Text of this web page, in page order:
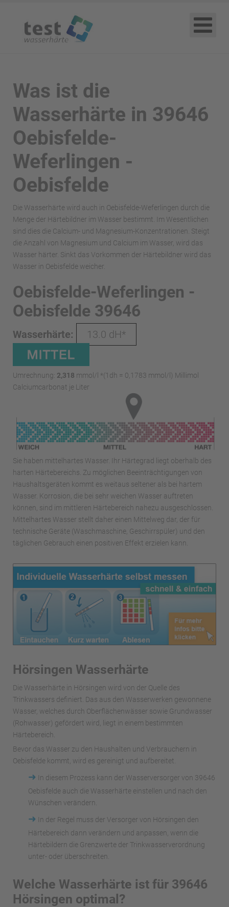
Was ist die
Wasserhärte in 39646
Oebisfelde-
Weferlingen -
Oebisfelde
Die Wasserhärte wird auch in Oebisfelde-Weferlingen durch die
Menge der Härtebildner im Wasser bestimmt. Im Wesentlichen
sind dies die Calcium- und Magnesium-Konzentrationen. Steigt
die Anzahl von Magnesium und Calcium im Wasser, wird das
Wasser härter. Sinkt das Vorkommen der Härtebildner wird das
Wasser in Oebisfelde weicher.
Oebisfelde-Weferlingen -
Oebisfelde 39646
Wasserhärte: 13.0 dH*
Umrechnung: 2,318 mmol/l *(1dh = 0,1783 mmol/l) Millimol
Calciumcarbonat je Liter
Sie haben mittelhartes Wasser. Ihr Härtegrad liegt oberhalb des
harten Härtebereichs. Zu möglichen Beeinträchtigungen von
Haushaltsgeräten kommt es weitaus seltener als bei hartem
Wasser. Korrosion, die bei sehr weichen Wasser auftreten
können, sind im mittleren Härtebereich nahezu ausgeschlossen.
Mittelhartes Wasser stellt daher einen Mittelweg dar, der für
technische Geräte (Waschmaschine, Geschirrspüler) und den
täglichen Gebrauch einen positiven Effekt erzielen kann.
Hörsingen Wasserhärte
Die Wasserhärte in Hörsingen wird von der Quelle des
Trinkwassers definiert. Das aus den Wasserwerken gewonnene
Wasser, welches durch Oberflächenwässer sowie Grundwasser
(Rohwasser) gefördert wird, liegt in einem bestimmten
Härtebereich.
Bevor das Wasser zu den Haushalten und Verbrauchern in
Oebisfelde kommt, wird es gereinigt und aufbereitet.
➜
In diesem Prozess kann der Wasserversorger von 39646
Oebisfelde auch die Wasserhärte einstellen und nach den
Wünschen verändern.
➜
In der Regel muss der Versorger von Hörsingen den
Härtebereich dann verändern und anpassen, wenn die
Härtebildern die Grenzwerte der Trinkwasserverordnung
unter- oder überschreiten.
Welche Wasserhärte ist für 39646
Hörsingen optimal?